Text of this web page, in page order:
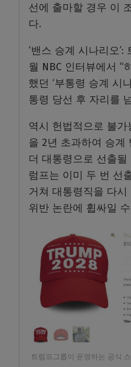
선에 출마할 경우 이
다.
‘밴스 승계 시나리오
월 NBC 인터뷰에서 “
했던 ‘부통령 승계 시
통령 당선 후 자리를
역시 헌법적으로 불
을 2년 초과하여 승계
더 대통령으로 선출
럼프는 이미 두 번 선
거쳐 대통령직을 다
위반 논란에 휩싸일
트럼프그룹이 운영하는 공식